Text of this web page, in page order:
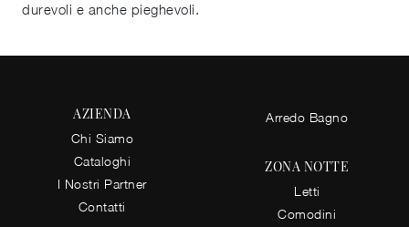
durevoli e anche pieghevoli.
AZIENDA
Chi Siamo
Cataloghi
I Nostri Partner
Contatti
Arredo Bagno
ZONA NOTTE
Letti
Comodini